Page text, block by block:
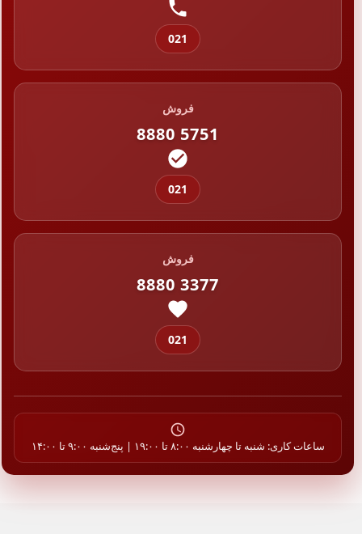
021
فروش
8880 5751
021
فروش
8880 3377
021
ساعات کاری: شنبه تا چهارشنبه ۸:۰۰ تا ۱۹:۰۰ | پنج‌شنبه ۹:۰۰ تا ۱۴:۰۰